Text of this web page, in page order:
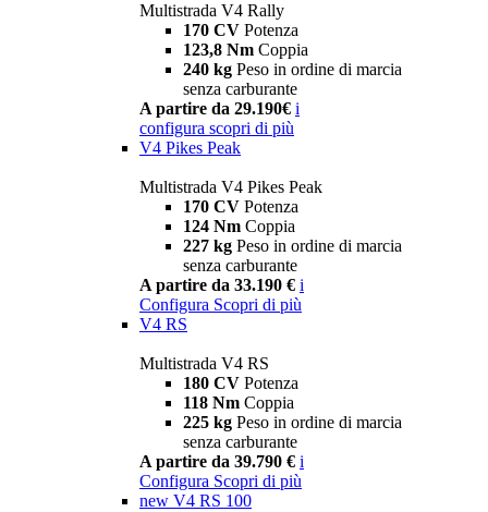
Multistrada V4 Rally
170 CV Potenza
123,8 Nm Coppia
240 kg Peso in ordine di marcia
senza carburante
A partire da 29.190€ i
configura scopri di più
V4 Pikes Peak
Multistrada V4 Pikes Peak
170 CV Potenza
124 Nm Coppia
227 kg Peso in ordine di marcia
senza carburante
A partire da 33.190 € i
Configura Scopri di più
V4 RS
Multistrada V4 RS
180 CV Potenza
118 Nm Coppia
225 kg Peso in ordine di marcia
senza carburante
A partire da 39.790 € i
Configura Scopri di più
new V4 RS 100